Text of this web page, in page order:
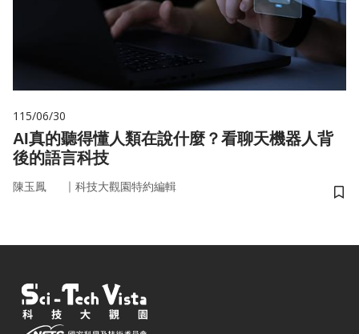
115/06/30
AI真的聽得懂人類在說什麼？看聊天機器人背
後的語言科技
陳玉鳳 ｜ 科技大觀園特約編輯
儲